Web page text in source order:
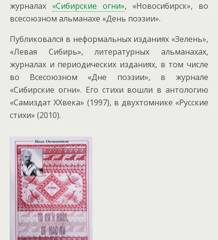
журналах «Сибирские огни», «Новосибирск», во
всесоюзном альманахе «День поэзии».
Публиковался в неформальных изданиях «Зелень»,
«Левая Сибирь», литературных альманахах,
журналах и периодических изданиях, в том числе
во Всесоюзном «Дне поэзии», в журнале
«Сибирские огни». Его стихи вошли в антологию
«Самиздат ХХвека» (1997), в двухтомнике «Русские
стихи» (2010).